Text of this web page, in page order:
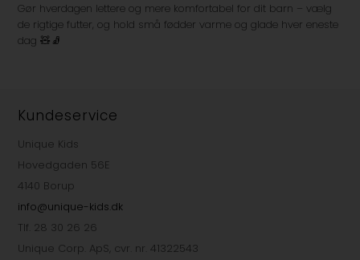
Gør hverdagen lettere og mere komfortabel for dit barn – vælg
de rigtige futter, og hold små fødder varme og glade hver eneste
dag 🧸🧦
Kundeservice
Unique Kids
Hovedgaden 56E
4140 Borup
info@unique-kids.dk
Tlf. 28 30 26 26
Unique Corp. ApS, cvr. nr. 41322543